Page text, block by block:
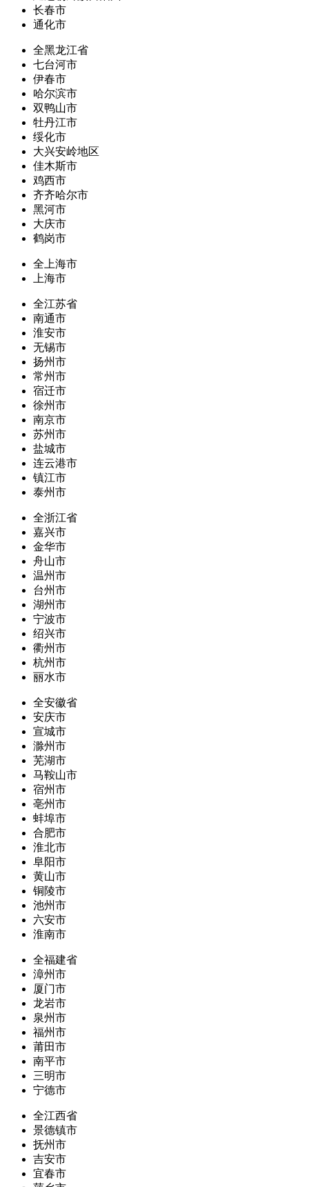
长春市
通化市
全黑龙江省
七台河市
伊春市
哈尔滨市
双鸭山市
牡丹江市
绥化市
大兴安岭地区
佳木斯市
鸡西市
齐齐哈尔市
黑河市
大庆市
鹤岗市
全上海市
上海市
全江苏省
南通市
淮安市
无锡市
扬州市
常州市
宿迁市
徐州市
南京市
苏州市
盐城市
连云港市
镇江市
泰州市
全浙江省
嘉兴市
金华市
舟山市
温州市
台州市
湖州市
宁波市
绍兴市
衢州市
杭州市
丽水市
全安徽省
安庆市
宣城市
滁州市
芜湖市
马鞍山市
宿州市
亳州市
蚌埠市
合肥市
淮北市
阜阳市
黄山市
铜陵市
池州市
六安市
淮南市
全福建省
漳州市
厦门市
龙岩市
泉州市
福州市
莆田市
南平市
三明市
宁德市
全江西省
景德镇市
抚州市
吉安市
宜春市